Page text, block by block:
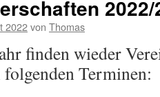
2022/
2022von Thomas
finden wieder
Terminen: